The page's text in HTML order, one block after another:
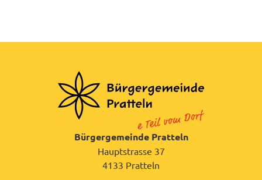
Bürgergemeinde Pratteln
Hauptstrasse 37
4133 Pratteln